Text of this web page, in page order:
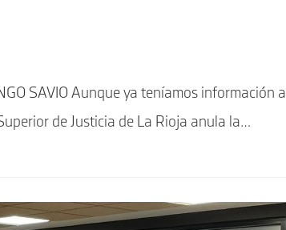
SAVIO Aunque ya teníamos información al
de Justicia de La Rioja anula la…